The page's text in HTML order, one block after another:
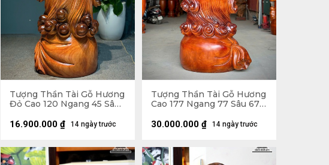
Tượng Thần Tài Gỗ Hương
Đỏ Cao 120 Ngang 45 Sâu
14 ngày trước
16.900.000 ₫
Tượng Thần Tài Gỗ Hương
Cao 177 Ngang 77 Sâu 67
14 ngày trước
30.000.000 ₫